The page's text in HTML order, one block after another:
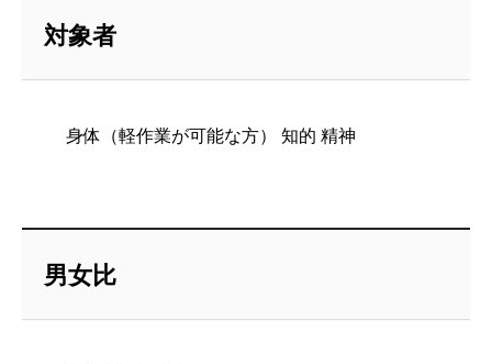
対象者
身体（軽作業が可能な方） 知的 精神
男女比